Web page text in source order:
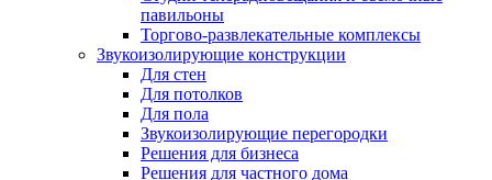
павильоны
Торгово-развлекательные комплексы
Звукоизолирующие конструкции
Для стен
Для потолков
Для пола
Звукоизолирующие перегородки
Решения для бизнеса
Решения для частного дома